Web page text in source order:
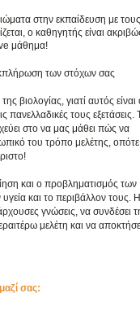
στην εκπαίδευση με τους
ο καθηγητής είναι
μάθημα!
των στόχων σας
βιολογίας, γιατί αυτός είναι
πανελλαδικές τους εξετάσεις.
στο να μας μάθει πώς να
του τρόπο μελέτης, οπότε
και ο προβληματισμός των
και το περιβάλλον τους. Η
γνώσεις, να συνδέσει
μελέτη και να
σας: